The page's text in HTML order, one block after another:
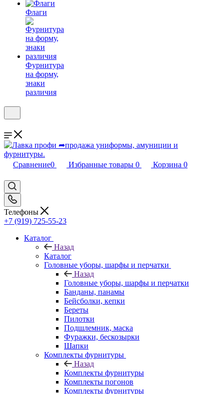
Флаги
Фурнитура
на форму,
знаки
различия
Сравнение0 Избранные товары 0 Корзина 0
Телефоны
+7 (919) 725-55-23
Каталог
Назад
Каталог
Головные уборы, шарфы и перчатки
Назад
Головные уборы, шарфы и перчатки
Банданы, панамы
Бейсболки, кепки
Береты
Пилотки
Подшлемник, маска
Фуражки, бескозырки
Шапки
Комплекты фурнитуры
Назад
Комплекты фурнитуры
Комплекты погонов
Комплекты фурнитуры